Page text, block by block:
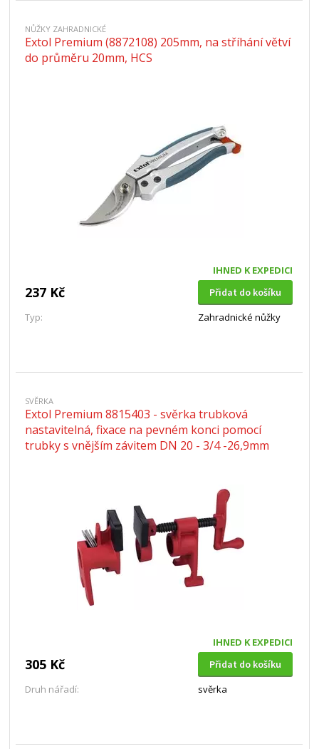
NŮŽKY ZAHRADNICKÉ
Extol Premium (8872108) 205mm, na stříhání větví
do průměru 20mm, HCS
IHNED K EXPEDICI
237 Kč
Přidat do košíku
Typ:
Zahradnické nůžky
SVĚRKA
Extol Premium 8815403 - svěrka trubková
nastavitelná, fixace na pevném konci pomocí
trubky s vnějším závitem DN 20 - 3/4 -26,9mm
IHNED K EXPEDICI
305 Kč
Přidat do košíku
Druh nářadí:
svěrka